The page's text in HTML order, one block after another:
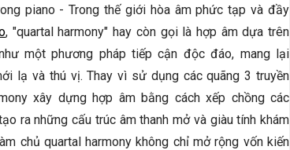
piano - Trong thế giới hòa âm phức tạp và đầy
, "quartal harmony" hay còn gọi là hợp âm dựa trên
một phương pháp tiếp cận độc đáo, mang lại
lạ và thú vị. Thay vì sử dụng các quãng 3 truyền
xây dựng hợp âm bằng cách xếp chồng các
ra những cấu trúc âm thanh mở và giàu tính khám
chủ quartal harmony không chỉ mở rộng vốn kiến